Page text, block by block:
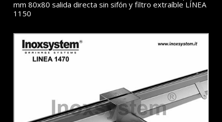
mm 80x80 salida directa sin sifón y filtro extraíble LÍNEA
1150